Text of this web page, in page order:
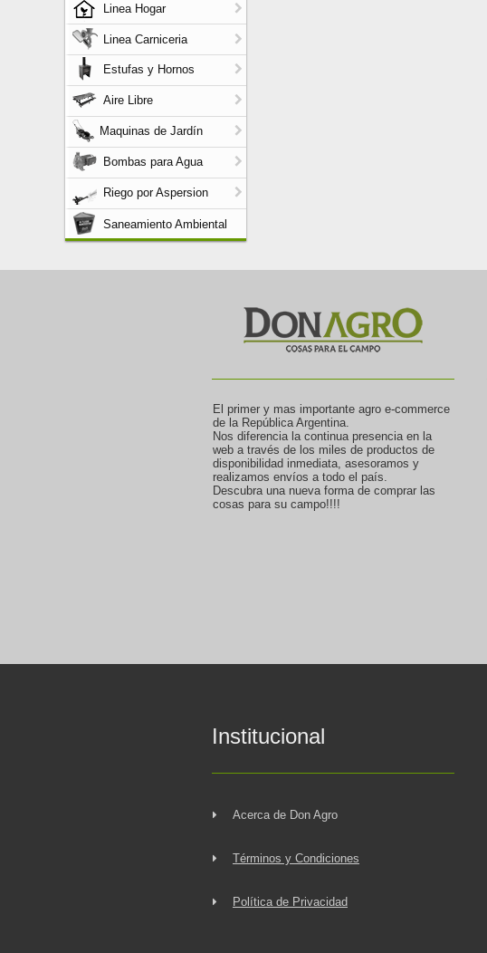
Linea Hogar
Linea Carniceria
Estufas y Hornos
Aire Libre
Maquinas de Jardín
Bombas para Agua
Riego por Aspersion
Saneamiento Ambiental
El primer y mas importante agro e-commerce
de la República Argentina.
Nos diferencia la continua presencia en la
web a través de los miles de productos de
disponibilidad inmediata, asesoramos y
realizamos envíos a todo el país.
Descubra una nueva forma de comprar las
cosas para su campo!!!!
Institucional
Acerca de Don Agro
Términos y Condiciones
Política de Privacidad